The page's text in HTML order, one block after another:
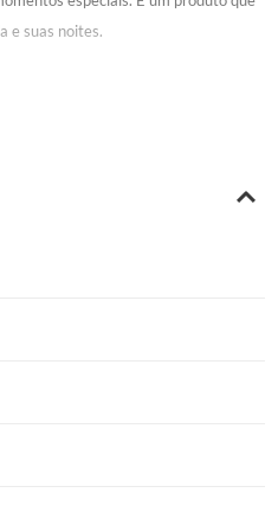
e suas noites.
35/2021